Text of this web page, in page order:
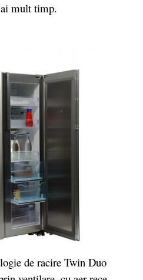
mult timp.
de racire Twin Duo